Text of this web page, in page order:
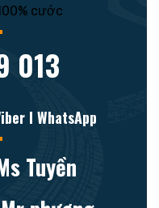
cước
013
l WhatsApp
Tuyền